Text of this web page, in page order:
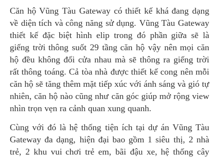
Căn hộ Vũng Tàu Gateway có thiết kế khá đang dạng
về diện tích và công năng sử dụng. Vũng Tàu Gateway
thiết kế đặc biệt hình elip trong đó phần giữa sẽ là
giếng trời thông suốt 29 tầng căn hộ vậy nên mọi căn
hộ đều không đối cửa nhau mà sẽ thông ra giếng trời
rất thông toáng. Cả tòa nhà được thiết kế cong nên mỗi
căn hộ sẽ tăng thêm mặt tiếp xúc với ánh sáng và gió tự
nhiên, căn hộ nào cũng như căn góc giúp mở rộng view
nhìn trọn vẹn ra cảnh quan xung quanh.
Cùng với đó là hệ thống tiện ích tại dự án Vũng Tàu
Gateway đa dạng, hiện đại bao gồm 1 siêu thị, 2 nhà
trẻ, 2 khu vui chơi trẻ em, bãi đậu xe, hệ thống cây